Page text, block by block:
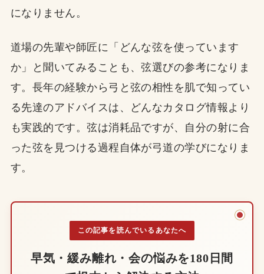
になりません。
道場の先輩や師匠に「どんな弦を使っています
か」と聞いてみることも、弦選びの参考になりま
す。長年の経験から弓と弦の相性を肌で知ってい
る先達のアドバイスは、どんなカタログ情報より
も実践的です。弦は消耗品ですが、自分の射に合
った弦を見つける過程自体が弓道の学びになりま
す。
この記事を読んでいるあなたへ
早気・緩み離れ・会の悩みを180日間